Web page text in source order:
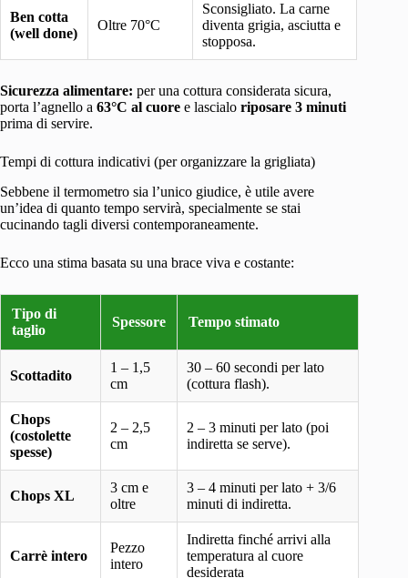
Ben cotta
(well done)
Oltre 70°C
Sconsigliato. La carne
diventa grigia, asciutta e
stopposa.
Sicurezza alimentare: per una cottura considerata sicura,
porta l’agnello a 63°C al cuore e lascialo riposare 3 minuti
prima di servire.
Tempi di cottura indicativi (per organizzare la grigliata)
Sebbene il termometro sia l’unico giudice, è utile avere
un’idea di quanto tempo servirà, specialmente se stai
cucinando tagli diversi contemporaneamente.
Ecco una stima basata su una brace viva e costante:
Tipo di
taglio
Spessore Tempo stimato
Scottadito
1 – 1,5
cm
30 – 60 secondi per lato
(cottura flash).
Chops
(costolette
spesse)
2 – 2,5
cm
2 – 3 minuti per lato (poi
indiretta se serve).
Chops XL
3 cm e
oltre
3 – 4 minuti per lato + 3/6
minuti di indiretta.
Carrè intero
Pezzo
intero
Indiretta finché arrivi alla
temperatura al cuore
desiderata